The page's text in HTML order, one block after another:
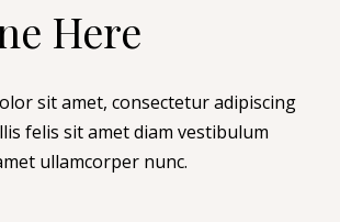
Here
sit amet, consectetur adipiscing
felis sit amet diam vestibulum
ullamcorper nunc.